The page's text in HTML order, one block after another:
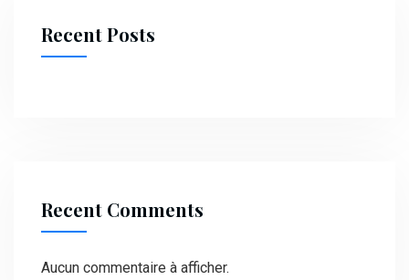
Recent Posts
Recent Comments
Aucun commentaire à afficher.